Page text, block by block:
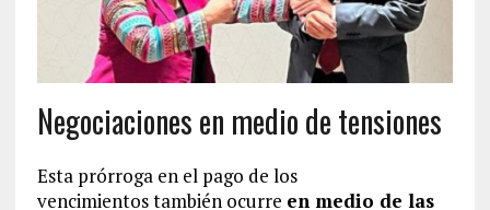
Negociaciones en medio de tensiones
Esta prórroga en el pago de los
vencimientos también ocurre en medio de las